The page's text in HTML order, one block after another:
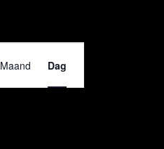
weergaven
Maand Dag